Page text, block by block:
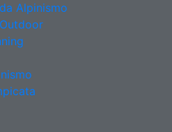
Alpinismo